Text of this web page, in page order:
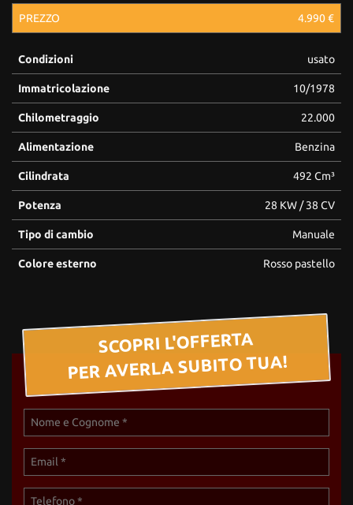
PREZZO 4.990 €
Condizioni usato
Immatricolazione 10/1978
Chilometraggio 22.000
Alimentazione Benzina
Cilindrata 492 Cm³
Potenza 28 KW / 38 CV
Tipo di cambio Manuale
Colore esterno Rosso pastello
SCOPRI L'OFFERTA
PER AVERLA SUBITO TUA!